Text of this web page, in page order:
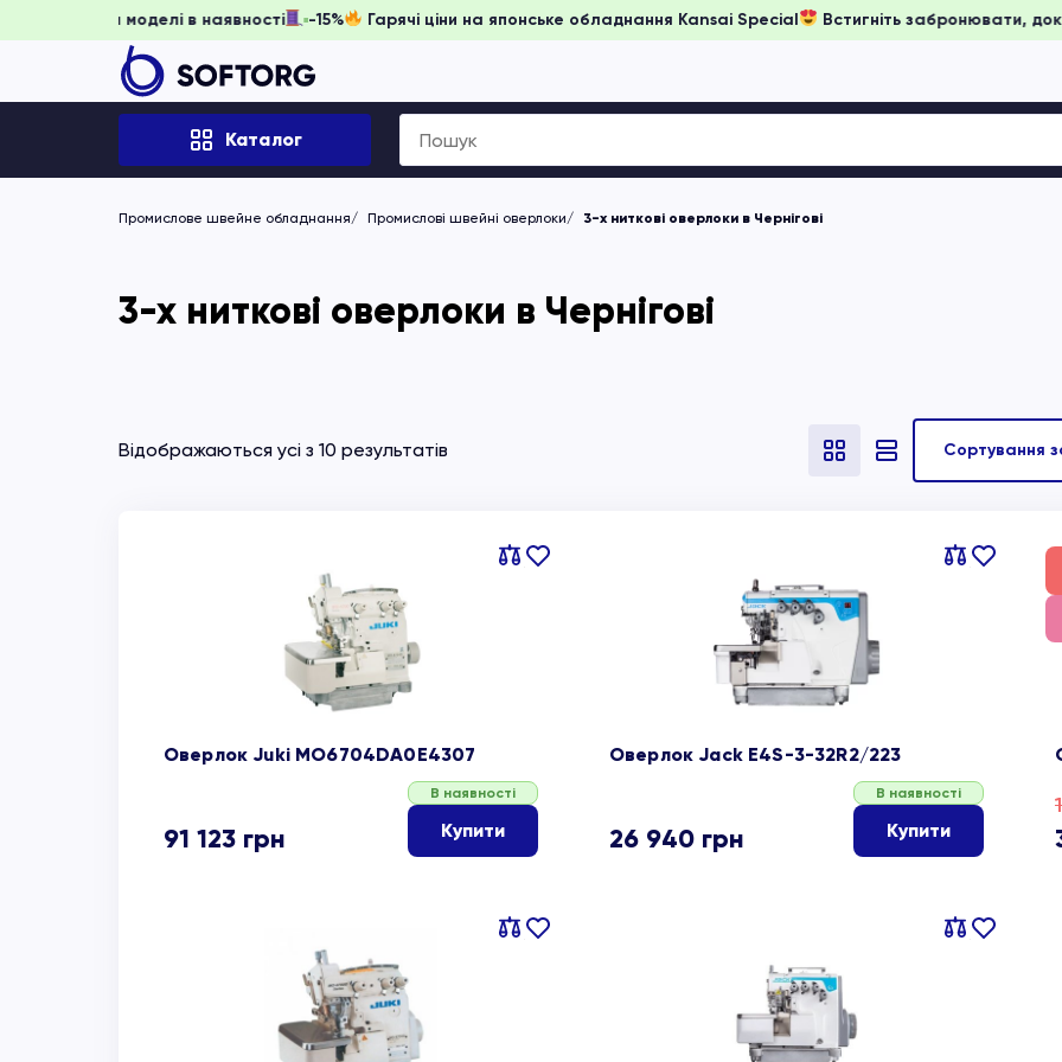
забронювати, доки моделі в наявності -15% Гарячі ціни на японське обладнання Kansai Special Встигніть
Каталог
Search
for:
Промислове швейне обладнання Промислові швейні оверлоки 3-х ниткові оверлоки в Чернігові
3-х ниткові оверлоки в Чернігові
Відображаються усі з 10 результатів
Порівняти
В
Оверлок Juki MO6704DA0E4307
91 123 грн
В наявності
Купити
Порівняти
В
Оверлок Jack E4S-3-32R2/223
26 940 грн
В наявності
Купити
Порівняти
В
Порівняти
В